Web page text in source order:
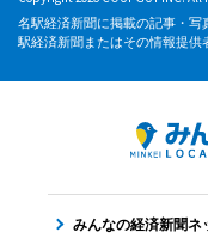
名駅経済新聞に掲載の記事・写
駅経済新聞またはその情報提供
みんなの経済新聞ネ